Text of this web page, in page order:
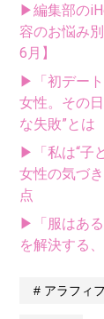
▶編集部の
容のお悩み
6月】
▶「初デー
女性。その
な失敗”とは
▶「私は“子
女性の気づ
点
▶「服はある
を解決する
アラフィ